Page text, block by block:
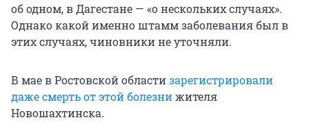
об одном, в Дагестане — «о нескольких случаях».
Однако какой именно штамм заболевания был в
этих случаях, чиновники не уточняли.
В мае в Ростовской областизарегистрировали
даже смерть от этой болезнижителя
Новошахтинска.